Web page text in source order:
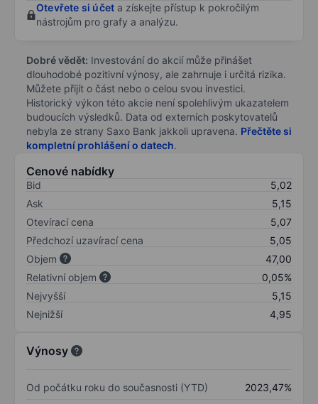
Otevřete si účet a získejte přístup k pokročilým
nástrojům pro grafy a analýzu.
Dobré vědět: Investování do akcií může přinášet
dlouhodobé pozitivní výnosy, ale zahrnuje i určitá rizika.
Můžete přijít o část nebo o celou svou investici.
Historický výkon této akcie není spolehlivým ukazatelem
budoucích výsledků. Data od externích poskytovatelů
nebyla ze strany Saxo Bank jakkoli upravena. Přečtěte si
kompletní prohlášení o datech.
Cenové nabídky
Bid
5,02
Ask
5,15
Otevírací cena
5,07
Předchozí uzavírací cena
5,05
Objem
47,00
Relativní objem
0,05%
Nejvyšší
5,15
Nejnižší
4,95
Výnosy
Od počátku roku do současnosti (YTD)
2023,47%